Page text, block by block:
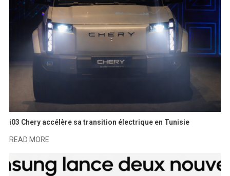
i03 Chery accélère sa transition électrique en Tunisie
READ MORE